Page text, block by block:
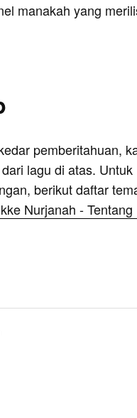
manakah yang
pemberitahuan,
lagu di atas.
berikut daftar
Nurjanah - Tentang